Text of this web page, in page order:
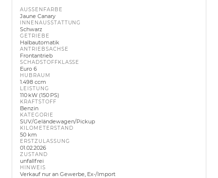
AUSSENFARBE
Jaune Canary
INNENAUSSTATTUNG
Schwarz
GETRIEBE
Halbautomatik
ANTRIEBSACHSE
Frontantrieb
SCHADSTOFFKLASSE
Euro 6
HUBRAUM
1.498 ccm
LEISTUNG
110 kW (150 PS)
KRAFTSTOFF
Benzin
KATEGORIE
SUV/Geländewagen/Pickup
KILOMETERSTAND
50 km
ERSTZULASSUNG
01.02.2026
ZUSTAND
unfallfrei
HINWEIS
Verkauf nur an Gewerbe, Ex-/Import